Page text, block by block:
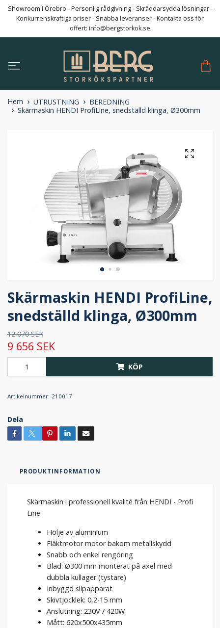
Showroom i Örebro - Personlig rådgivning - Skräddarsydda lösningar -
Konkurrenskraftiga priser - Snabba leveranser - Kontakta oss för
offert: info@bergstorkok.se
Hem UTRUSTNING
BEREDNING
Skärmaskin HENDI ProfiLine, snedställd klinga, Ø300mm
Skärmaskin HENDI ProfiLine,
snedställd klinga, Ø300mm
12 070 SEK
9 656 SEK
KÖP
Artikelnummer: 210017
Dela
PRODUKTINFORMATION
Skärmaskin i professionell kvalité från HENDI - Profi
Line
Hölje av aluminium
Fläktmotor motor bakom metallskydd
Snabb och enkel rengöring
Blad: Ø300 mm monterat på axel med
dubbla kullager (tystare)
Inbyggd slipapparat
Skivtjocklek: 0,2-15 mm
Anslutning: 230V / 420W
Mått: 620x500x435mm